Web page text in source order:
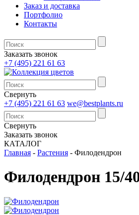
Заказ и доставка
Портфолио
Контакты
Заказать звонок
+7 (495) 221 61 63
Свернуть
+7 (495) 221 61 63 we@bestplants.ru
Свернуть
Заказать звонок
КАТАЛОГ
Главная - Растения - Филодендрон
Филодендрон 15/